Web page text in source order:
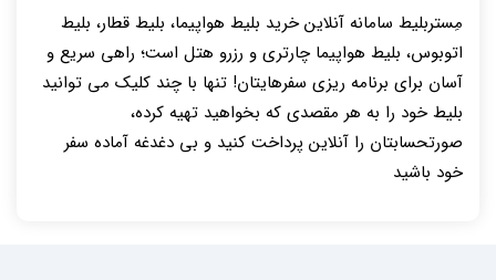
مِستربلیط سامانه آنلاین خرید بلیط هواپیما، بلیط قطار، بلیط
اتوبوس، بلیط هواپیما چارتری و رزرو هتل است؛ راهی سریع و
آسان برای برنامه ریزی سفرهایتان! تنها با چند کلیک می توانید
بلیط خود را به هر مقصدی که بخواهید تهیه کرده،
صورتحسابتان را آنلاین پرداخت کنید و بی دغدغه آماده سفر
خود باشید